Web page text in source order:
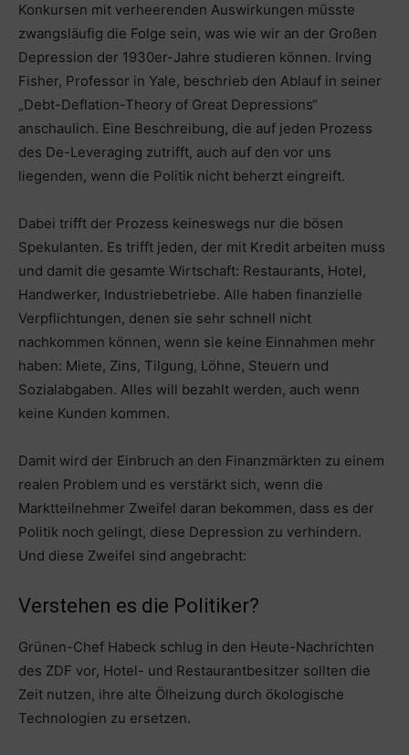
Konkursen mit verheerenden Auswirkungen müsste
zwangsläufig die Folge sein, was wie wir an der Großen
Depression der 1930er-Jahre studieren können. Irving
Fisher, Professor in Yale, beschrieb den Ablauf in seiner
„Debt-Deflation-Theory of Great Depressions“
anschaulich. Eine Beschreibung, die auf jeden Prozess
des De-Leveraging zutrifft, auch auf den vor uns
liegenden, wenn die Politik nicht beherzt eingreift.
Dabei trifft der Prozess keineswegs nur die bösen
Spekulanten. Es trifft jeden, der mit Kredit arbeiten muss
und damit die gesamte Wirtschaft: Restaurants, Hotel,
Handwerker, Industriebetriebe. Alle haben finanzielle
Verpflichtungen, denen sie sehr schnell nicht
nachkommen können, wenn sie keine Einnahmen mehr
haben: Miete, Zins, Tilgung, Löhne, Steuern und
Sozialabgaben. Alles will bezahlt werden, auch wenn
keine Kunden kommen.
Damit wird der Einbruch an den Finanzmärkten zu einem
realen Problem und es verstärkt sich, wenn die
Marktteilnehmer Zweifel daran bekommen, dass es der
Politik noch gelingt, diese Depression zu verhindern.
Und diese Zweifel sind angebracht:
Verstehen es die Politiker?
Grünen-Chef Habeck schlug in den Heute-Nachrichten
des ZDF vor, Hotel- und Restaurantbesitzer sollten die
Zeit nutzen, ihre alte Ölheizung durch ökologische
Technologien zu ersetzen.